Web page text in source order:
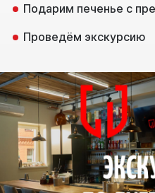
Подарим печенье с
Проведём экскурсию